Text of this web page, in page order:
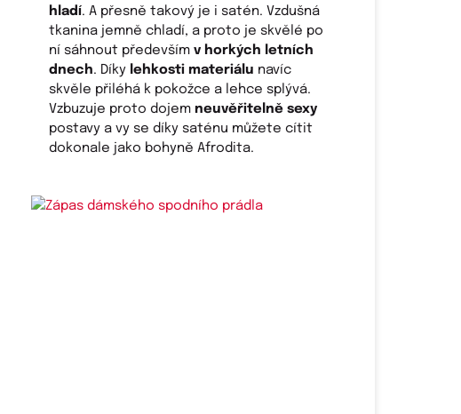
hladí. A přesně takový je i satén. Vzdušná
tkanina jemně chladí, a proto je skvělé po
ní sáhnout především v horkých letních
dnech. Díky lehkosti materiálu navíc
skvěle přiléhá k pokožce a lehce splývá.
Vzbuzuje proto dojem neuvěřitelně sexy
postavy a vy se díky saténu můžete cítit
dokonale jako bohyně Afrodita.